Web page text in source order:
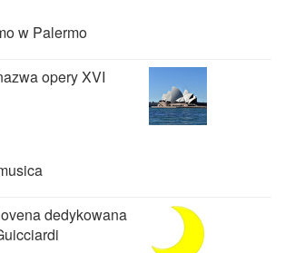
w Palermo
opery XVI
dedykowana